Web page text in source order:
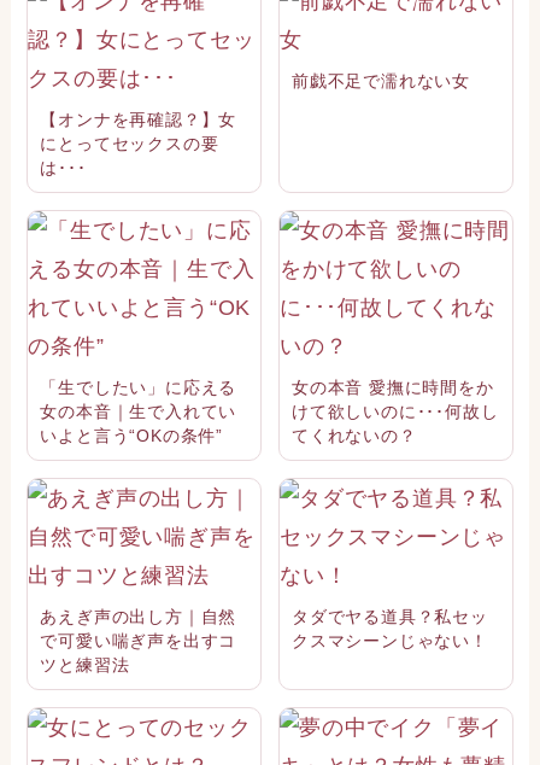
【オンナを再確認？】女
にとってセックスの要
は･･･
前戯不足で濡れない女
「生でしたい」に応える
女の本音｜生で入れてい
いよと言う“OKの条件”
女の本音 愛撫に時間をか
けて欲しいのに･･･何故し
てくれないの？
あえぎ声の出し方｜自然
で可愛い喘ぎ声を出すコ
ツと練習法
タダでヤる道具？私セッ
クスマシーンじゃない！